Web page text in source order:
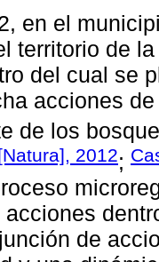
en el
territorio de
del cual se
acciones
de los
2012;
de